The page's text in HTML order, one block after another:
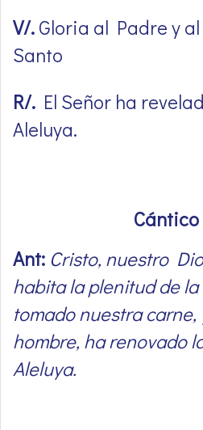
V/.Gloria al Padre y
Santo
R/. El Señor ha
Aleluya.
Cántico
Ant: Cristo, nuestro
habita la plenitud de
tomado nuestra carne,
hombre, ha renovado
Aleluya.